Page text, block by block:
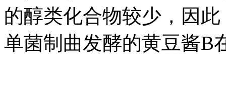
的醇类化合物较少，因
单菌制曲发酵的黄豆酱B